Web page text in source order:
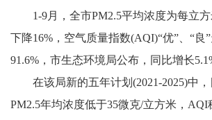
1-9月，全市PM2.5平均浓度为每立
下降16%，空气质量指数(AQI)“优”、“良
91.6%，市生态环境局公布，同比增长
在该局新的五年计划(2021-2025)中
PM2.5年均浓度低于35微克/立方米，AQI